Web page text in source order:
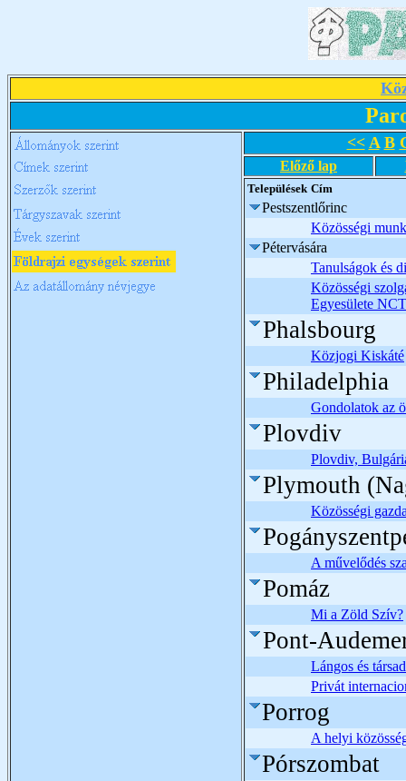
<< A B
Előző lap
Települések Cím
Pestszentlőrinc
Közösségi
Pétervására
Tanulságok és
Közösségi
Egyesülete
Phalsbourg
Közjogi Kiskáté
Philadelphia
Gondolatok az
Plovdiv
Plovdiv,
Plymouth
Közösségi
A művelődés
Pomáz
Mi a Zöld Szív?
Pont-
Lángos és
Privát
Porrog
A helyi
Pórszombat